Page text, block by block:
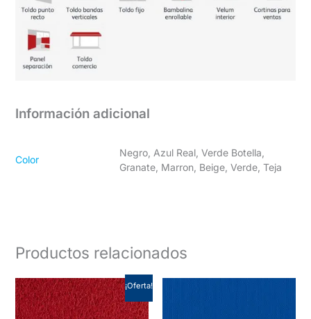
Información adicional
Color
Negro, Azul Real, Verde Botella,
Granate, Marron, Beige, Verde, Teja
Productos relacionados
¡Oferta!